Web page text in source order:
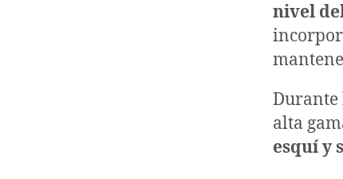
nivel
Durante
alta
esquí y